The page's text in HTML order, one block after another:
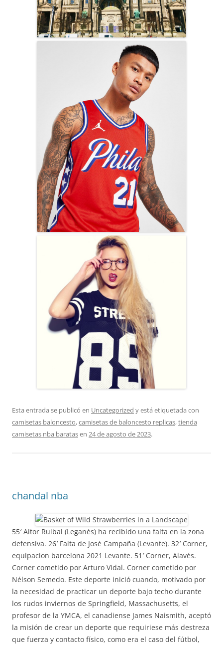
Esta entrada se publicó en Uncategorized y está etiquetada con
camisetas baloncesto,camisetas de baloncesto replicas,tienda
camisetas nba baratasen 24 de agosto de 2023.
chandal nba
55′ Aitor Ruibal (Leganés) ha recibido una falta en la zona
defensiva. 26′ Falta de José Campaña (Levante). 32′ Corner,
equipacion barcelona 2021 Levante. 51′ Corner, Alavés.
Corner cometido por Arturo Vidal. Corner cometido por
Nélson Semedo. Este deporte inició cuando, motivado por
la necesidad de practicar un deporte bajo techo durante
los rudos inviernos de Springfield, Massachusetts, el
profesor de la YMCA, el canadiense James Naismith, aceptó
la misión de crear un deporte que requiriese más destreza
que fuerza y contacto físico, como era el caso del fútbol,